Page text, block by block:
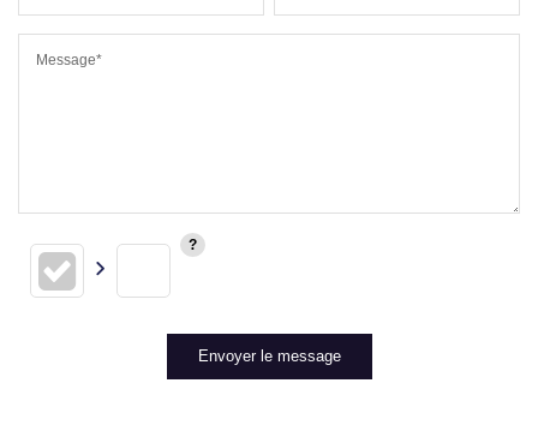
Message*
Envoyer le message